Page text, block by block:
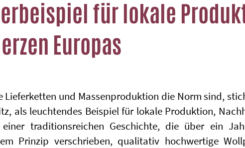
für lokale
Europas
Lieferketten und Massenproduktion die Norm sind,
als leuchtendes Beispiel für lokale Produktion,
traditionsreichen Geschichte, die über ein
Prinzip verschrieben, qualitativ hochwertige